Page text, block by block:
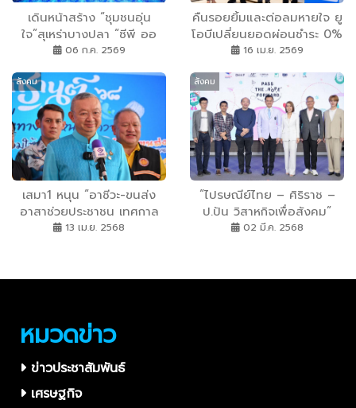
เดินหน้าสร้าง “ชุมชนอุ่น
ใจ”สุเหร่าบางปลา “ซีพี ออ
ลล์” มอบห้องเรียนแห่งความ
พลิกโฉมห้องเรียน ICAP
สร้างพื้นที่การเรียนรู้อันอบอุ่น
เพื่ออนาคตเด็กไทย
06 ก.ค. 2569
คืนรอยยิ้มและต่อลมหายใจ ยู
โอบีเปลี่ยนยอดผ่อนชำระ 0%
ช่วยชีวิตเด็กไทยกว่า 100 ราย
เลือกผ่อน 0% จะสนับสนุน
การผ่าตัดหัวใจในเด็ก การ
รักษาผู้ป่วยปากแหว่งเพดาน
โหว่ และการรณรงค์ลด
อุบัติเหตุทางถนน
16 เม.ย. 2569
สังคม
เสมา1 หนุน “อาชีวะ-ขนส่ง
อาสาช่วยประชาชน เทศกาล
สงกรานต์ “สงกรานต์
13 เม.ย. 2568
สังคม
“ไปรษณีย์ไทย – ศิริราช –
ป.ปัน วิสาหกิจเพื่อสังคม”
ผนึก 20 ศิลปินจิตอาสา ร่วม
ป่วย ผ่านโปสการ์ดแห่งความ
02 มี.ค. 2568
หมวดข่าว
ข่าวประชาสัมพันธ์
เศรษฐกิจ